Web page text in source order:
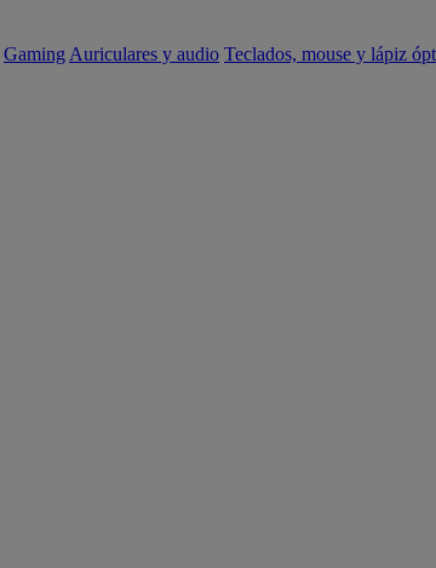
Gaming Auriculares y audio Teclados, mouse y lápiz